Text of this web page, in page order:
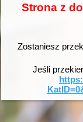
Strona z
Zostaniesz
Jeśli